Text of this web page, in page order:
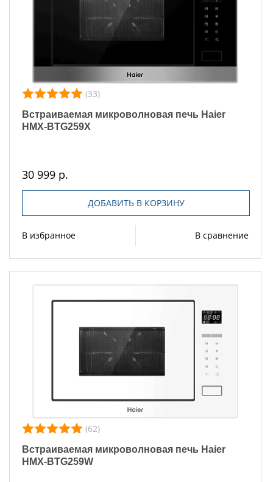
(33)
Встраиваемая микроволновая печь Haier
HMX-BTG259X
30 999 р.
ДОБАВИТЬ В КОРЗИНУ
В избранное В сравнение
(62)
Встраиваемая микроволновая печь Haier
HMX-BTG259W